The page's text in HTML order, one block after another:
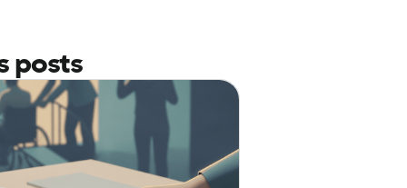
posts